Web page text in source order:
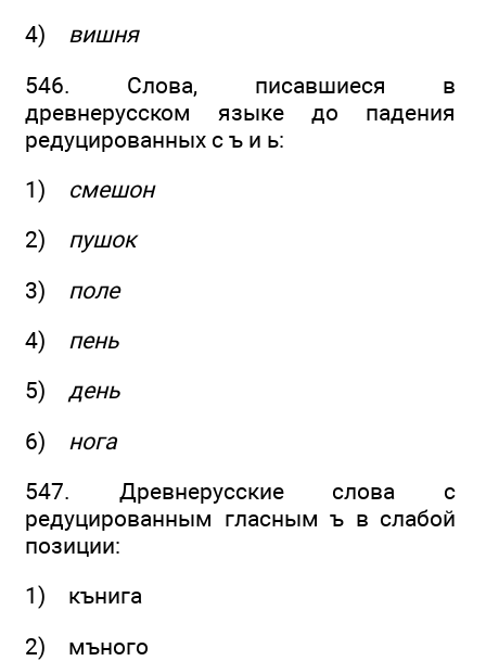
4) вишня
546. Слова, писавшиеся в
древнерусском языке до падения
редуцированных с ъ и ь:
1) смешон
2) пушок
3) поле
4) пень
5) день
6) нога
547. Древнерусские слова с
редуцированным гласным ъ в слабой
позиции:
1) кънига
2) мъного